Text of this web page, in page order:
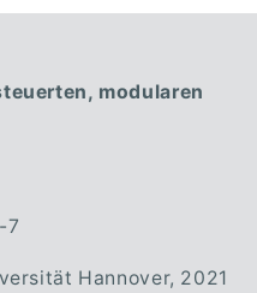
modularen
7
Hannover, 2021